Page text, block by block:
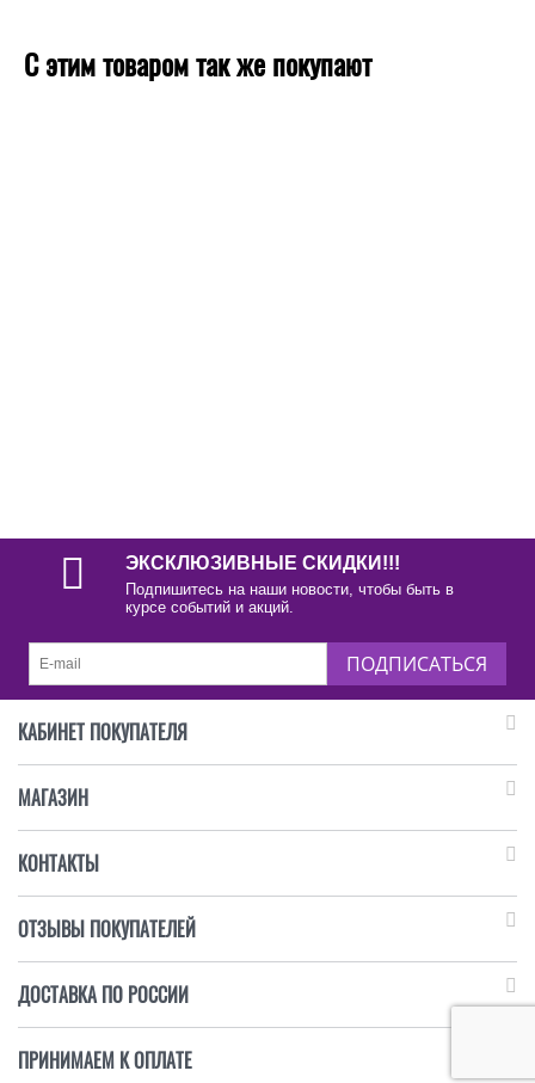
С этим товаром так же покупают
ЭКСКЛЮЗИВНЫЕ СКИДКИ!!!
Подпишитесь на наши новости, чтобы быть в
курсе событий и акций.
ПОДПИСАТЬСЯ
КАБИНЕТ ПОКУПАТЕЛЯ
МАГАЗИН
КОНТАКТЫ
ОТЗЫВЫ ПОКУПАТЕЛЕЙ
ДОСТАВКА ПО РОССИИ
ПРИНИМАЕМ К ОПЛАТЕ